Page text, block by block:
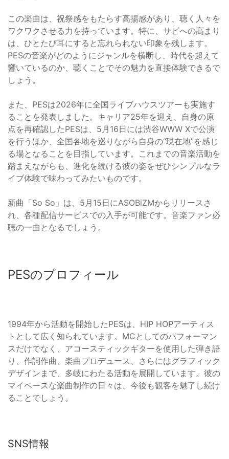
この楽曲は、祝祭感をもたらす高揚感があり、聴く人々を
ワクワクさせる力を持っています。特に、サビへの高まり
は、ひとたび耳にすると忘れられない印象を残します。
PESの音楽がどのようにジャンルを横断し、時代を超えて
響いているのか、聴くことでその魅力を直接体験できるで
しょう。
また、PESは2026年に全国ライブハウスツアーも実施す
ることを発表しました。キャリア25年を迎え、自身の原
点を再確認したPESは、5月16日には渋谷WWW Xで公演
を行うほか、全国各地を巡りながら自身の“現在地”を感じ
る場となることを目指しています。これまでの音楽活動を
踏まえながらも、進化を続ける彼の姿をぜひシンプルなラ
イブ体験で味わってみたいものです。
新曲「So So」は、5月15日にASOBiZMからリリースさ
れ、各種配信サービスでの入手が可能です。音楽ファン必
聴の一曲となるでしょう。
PESのプロフィール
1994年から活動を開始したPESは、HIP HOPアーティス
トとして広く知られています。MCとしてのパフォーマン
スだけでなく、アコースティックギターを使用した弾き語
り、作詞作曲、楽曲プロデュース、さらにはグラフィック
デザインまで、多岐にわたる活動を展開しています。彼の
マイペースな楽曲制作の日々は、今後も観客を魅了し続け
ることでしょう。
SNS情報